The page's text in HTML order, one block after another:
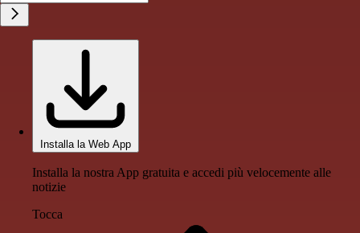
Installa la Web App
Installa la nostra App gratuita e accedi più velocemente alle
notizie
Tocca